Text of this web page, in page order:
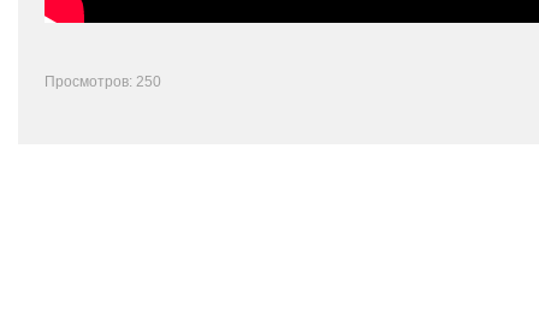
Просмотров: 250